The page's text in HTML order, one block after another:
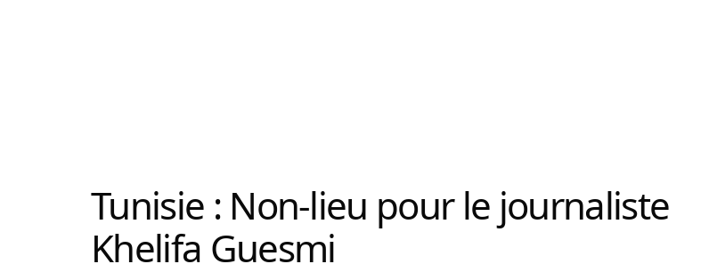
Tunisie : Non-lieu pour le journaliste
Khelifa Guesmi